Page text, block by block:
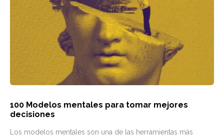
100 Modelos mentales para tomar mejores
decisiones
Los modelos mentales son una de las herramientas más